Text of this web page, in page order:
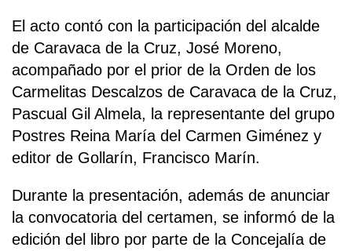
El acto contó con la participación del alcalde
de Caravaca de la Cruz, José Moreno,
acompañado por el prior de la Orden de los
Carmelitas Descalzos de Caravaca de la Cruz,
Pascual Gil Almela, la representante del grupo
Postres Reina María del Carmen Giménez y
editor de Gollarín, Francisco Marín.
Durante la presentación, además de anunciar
la convocatoria del certamen, se informó de la
edición del libro por parte de la Concejalía de